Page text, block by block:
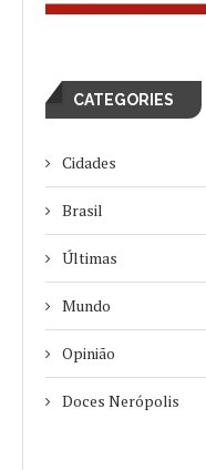
CATEGORIES
Cidades
Brasil
Últimas
Mundo
Opinião
Doces Nerópolis